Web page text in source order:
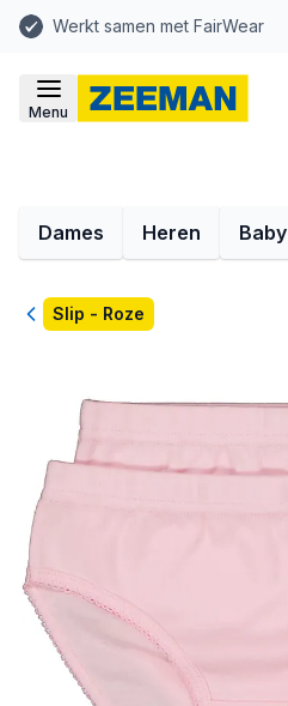
Werkt samen met FairWear
Menu
Dames Heren Baby
TerugSlip - Roze